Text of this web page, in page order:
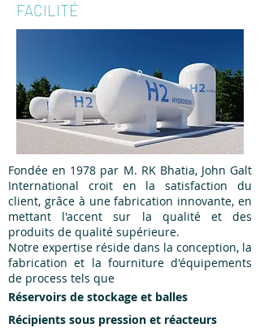
FACILITÉ
Fondée en 1978 par M. RK Bhatia, John Galt
International croit en la satisfaction du
client, grâce à une fabrication innovante, en
mettant l'accent sur la qualité et des
produits de qualité supérieure.
Notre expertise réside dans la conception, la
fabrication et la fourniture d'équipements
de process tels que
Réservoirs de stockage et balles
Récipients sous pression et réacteurs